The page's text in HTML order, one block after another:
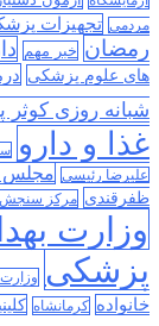
مردمی تجهیزات
رمضان خبر مهم
های علوم پزشکی
شبانه روزی کوثر
غذا و دارو
علیرضا رئیسی مجلس
ظفرقندی مرکز
وزارت
پزشکی
خانواده کرمانشاه